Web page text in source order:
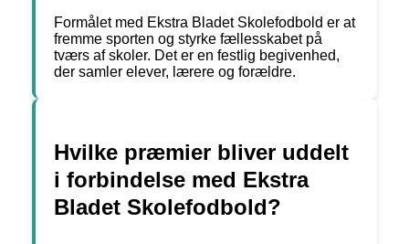
Formålet med Ekstra Bladet Skolefodbold er at
fremme sporten og styrke fællesskabet på
tværs af skoler. Det er en festlig begivenhed,
der samler elever, lærere og forældre.
Hvilke præmier bliver uddelt
i forbindelse med Ekstra
Bladet Skolefodbold?